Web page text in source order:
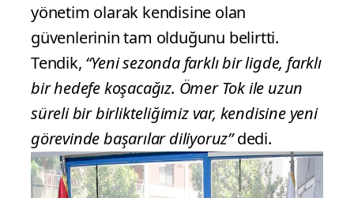
yönetim olarak kendisine olan
güvenlerinin tam olduğunu belirtti.
Tendik, “Yeni sezonda farklı bir ligde, farklı
bir hedefe koşacağız. Ömer Tok ile uzun
süreli bir birlikteliğimiz var, kendisine yeni
görevinde başarılar diliyoruz”dedi.